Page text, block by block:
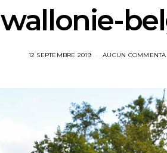
wallonie-
12 SEPTEMBRE 2019 AUCUN